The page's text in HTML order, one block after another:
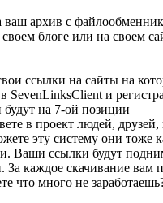
архив с
своем блоге или на своем
ссылки на сайты на
SevenLinksClient и
на 7-ой позиции
в проект людей,
эту систему они тоже
Ваши ссылки будут
За каждое скачивание вам
что много не